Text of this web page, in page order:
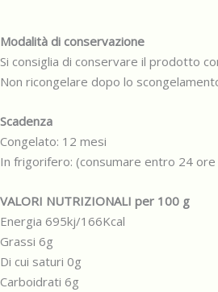
Modalità di conservazione
Si consiglia di conservare il prodotto
Non ricongelare dopo lo
Scadenza
Congelato: 12 mesi
In frigorifero: (consumare entro 24 ore
VALORI NUTRIZIONALI per 100 g
Energia 695kj/166Kcal
Grassi 6g
Di cui saturi 0g
Carboidrati 6g